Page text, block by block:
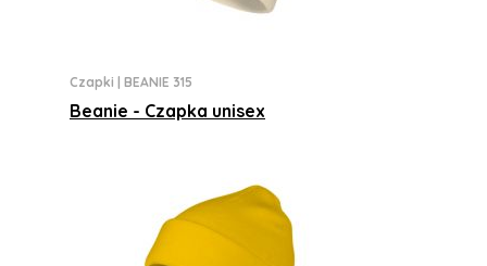
Czapki BEANIE 315
Beanie - Czapka unisex